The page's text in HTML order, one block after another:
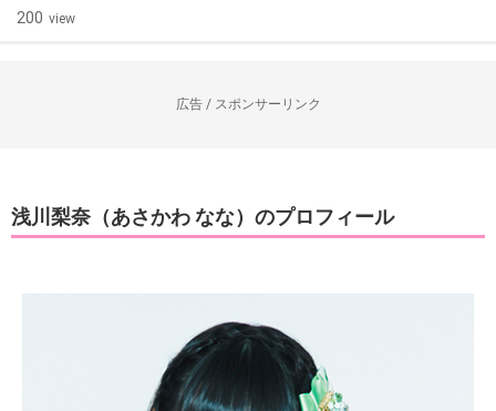
200 view
広告 / スポンサーリンク
浅川梨奈（あさかわ なな）のプロフィール